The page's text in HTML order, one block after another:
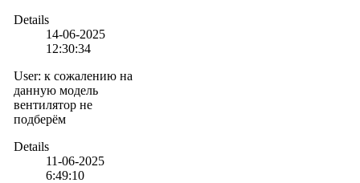
Details
14-06-2025
12:30:34
User: к сожалению на
данную модель
вентилятор не
подберём
Details
11-06-2025
6:49:10